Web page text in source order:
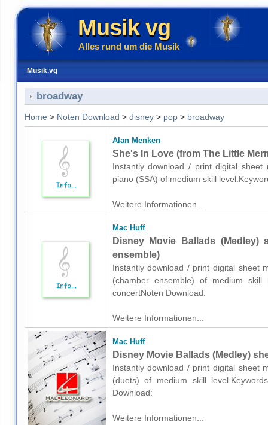
Musik vg
Alles rund um die Musik
Musik.vg
broadway
Home > Noten Download > disney> pop> broadway
Alan Menken
She's In Love (from The Little
Instantly download / print digital
piano (SSA) of medium skill
Weitere Informationen...
Mac Huff
Disney Movie Ballads
ensemble)
Instantly download / print digital sheet
(chamber ensemble) of medium skill
concertNoten Download:
Weitere Informationen...
Mac Huff
Disney Movie Ballads (Medley)
Instantly download / print digital sheet
(duets) of medium skill
Download:
Weitere Informationen...